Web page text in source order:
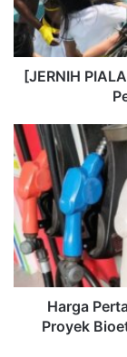
[JERNIH
Harga
Proyek